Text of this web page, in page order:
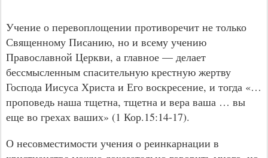
Учение о перевоплощении противоречит не только
Священному Писанию, но и всему учению
Православной Церкви, а главное — делает
бессмысленным спасительную крестную жертву
Господа Иисуса Христа и Его воскресение, и тогда «…
проповедь наша тщетна, тщетна и вера ваша … вы
еще во грехах ваших» (1 Кор.15:14-17).
О несовместимости учения о реинкарнации в